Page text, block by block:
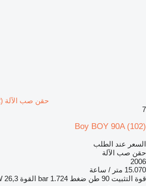
حقن صب الآلة Boy BOY 90A (102)
7
Boy BOY 90A (102)
السعر عند الطلب
حقن صب الآلة
2006
15.070 متر / ساعة
قوة التثبيت 90 طن ضغط 1.724 bar القوة 26,3 kW